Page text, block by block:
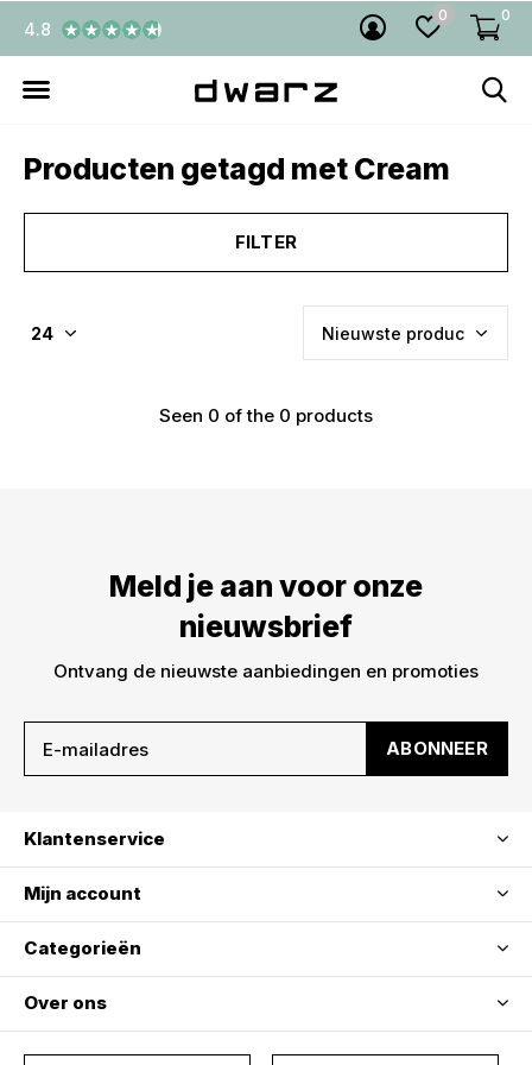
0 0
4.8
Producten getagd met Cream
FILTER
Seen 0 of the 0 products
Meld je aan voor onze
nieuwsbrief
Ontvang de nieuwste aanbiedingen en promoties
ABONNEER
Klantenservice
Mijn account
Categorieën
Over ons